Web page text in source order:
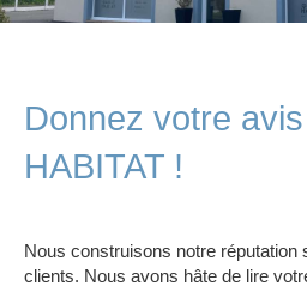
Donnez votre
HABITAT !
Nous construisons notre réputation
clients. Nous avons hâte de lire